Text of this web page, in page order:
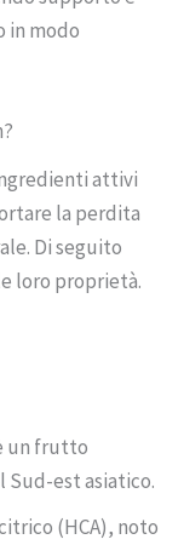
in modo
attivi
la perdita
Di seguito
loro proprietà.
un frutto
est asiatico.
(HCA), noto